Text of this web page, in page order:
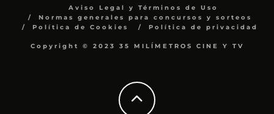
Aviso Legal y Términos de Uso
Normas generales para concursos y sorteos
Política de Cookies
Política de privacidad
Copyright © 2023 35 MILÍMETROS CINE Y TV